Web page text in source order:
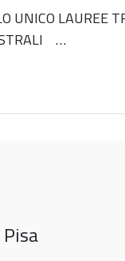
UNICO LAUREE
…